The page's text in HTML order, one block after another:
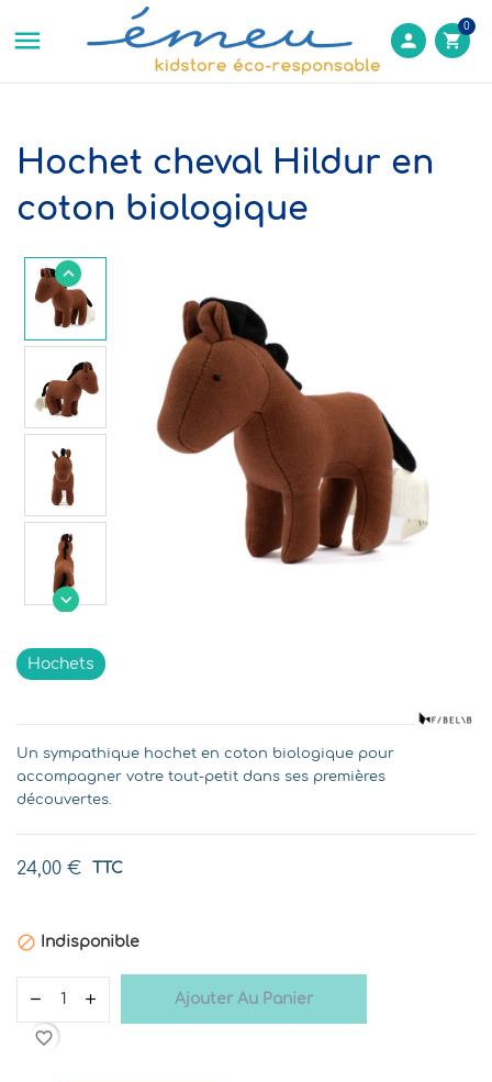
 person shopping_cart
0
Hochet cheval Hildur en
coton biologique


Hochets
Un sympathique hochet en coton biologique pour
accompagner votre tout-petit dans ses premières
découvertes.
24,00 € TTC
 Indisponible
Ajouter Au Panier
favorite_border